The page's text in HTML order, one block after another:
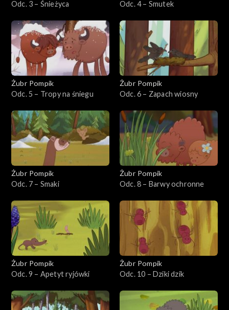
Odc. 3 – Śnieżyca
Odc. 4 – Smutek
Żubr Pompik
Odc. 5 – Tropy na śniegu
Żubr Pompik
Odc. 6 – Zapach wiosny
Żubr Pompik
Odc. 7 – Smaki
Żubr Pompik
Odc. 8 – Barwy ochronne
Żubr Pompik
Odc. 9 – Apetyt ryjówki
Żubr Pompik
Odc. 10 – Dziki dzik